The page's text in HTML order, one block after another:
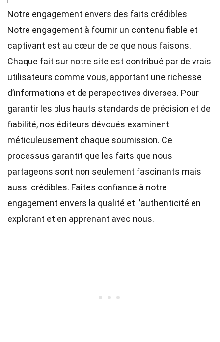
Notre engagement envers des faits crédibles
Notre engagement à fournir un contenu fiable et
captivant est au cœur de ce que nous faisons.
Chaque fait sur notre site est contribué par de vrais
utilisateurs comme vous, apportant une richesse
d’informations et de perspectives diverses. Pour
garantir les plus hauts standards de précision et de
fiabilité, nos éditeurs dévoués examinent
méticuleusement chaque soumission. Ce
processus garantit que les faits que nous
partageons sont non seulement fascinants mais
aussi crédibles. Faites confiance à notre
engagement envers la qualité et l’authenticité en
explorant et en apprenant avec nous.